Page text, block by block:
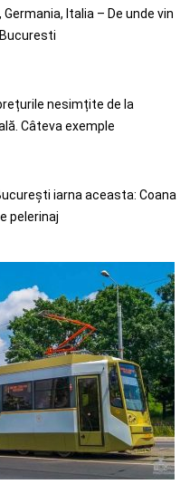
Italia – De unde vin
nesimțite de la
Câteva exemple
iarna aceasta: Coana
pelerinaj